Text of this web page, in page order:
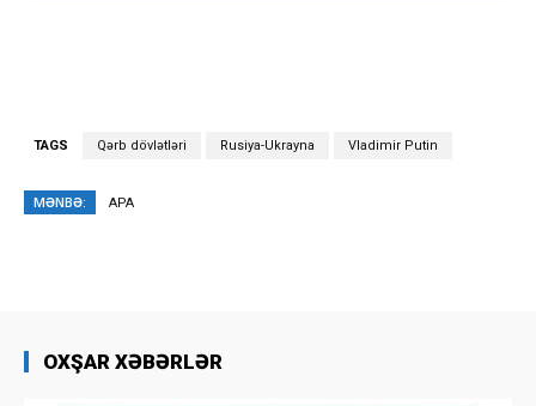
TAGS Qərb dövlətləri Rusiya-Ukrayna Vladimir Putin
MƏNBƏ: APA
OXŞAR XƏBƏRLƏR